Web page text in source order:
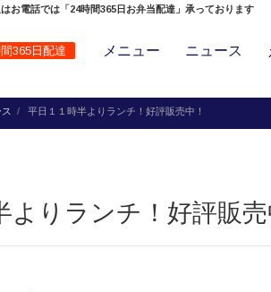
365日配達 メニュー ニュース
お電話では「24時間365日お弁当配達」承っております
平日１１時半よりランチ！好評販売中！
よりランチ！好評販売